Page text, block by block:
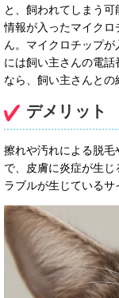
と、飼われてしまう
情報が入ったマイク
ん。マイクロチップ
には飼い主さんの電
なら、飼い主さんと
デメリット
擦れや汚れによる脱
で、皮膚に炎症が生
ラブルが生じている